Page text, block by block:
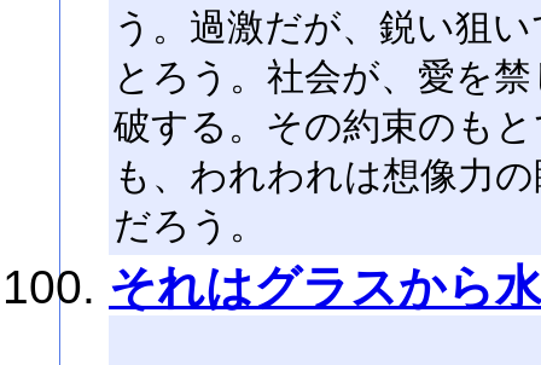
う。過激だが、鋭い狙
とろう。社会が、愛を
破する。その約束のも
も、われわれは想像力
だろう。
それはグラスから